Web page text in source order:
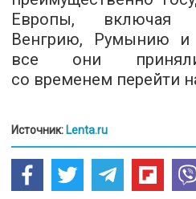
Европы, включая
Венгрию, Румынию и
все они приняли
со временем перейти
Источник: Lenta.ru